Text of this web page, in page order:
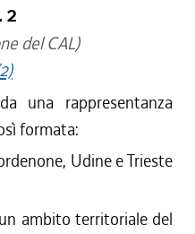
2
del CAL)
una rappresentanza
formata:
Udine e Trieste
ambito territoriale del